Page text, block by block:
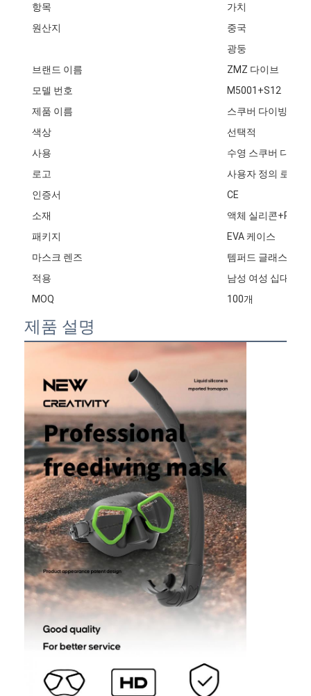
집
항목
가치
원산지
중국
광둥
브랜드 이름
ZMZ 다이브
모델 번호
M5001+S12
제품 이름
스쿠버 다이빙 마
색상
선택적
사용
수영 스쿠버 다이
로고
사용자 정의 로고
인증서
CE
소재
액체 실리콘+PC
패키지
EVA 케이스
마스크 렌즈
템퍼드 글래스 렌즈
적용
남성 여성 십대
MOQ
100개
제품 설명